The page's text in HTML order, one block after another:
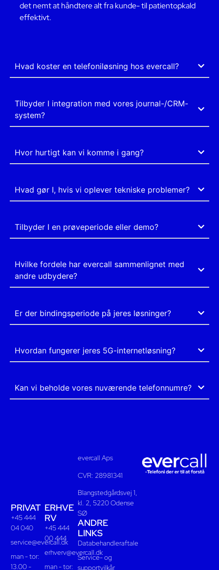
det nemt at håndtere alt fra kunde- til patientopkald
effektivt.
Hvad koster en telefoniløsning hos evercall?
Tilbyder I integration med vores journal-/CRM-
system?
Hvor hurtigt kan vi komme i gang?
Hvad gør I, hvis vi oplever tekniske problemer?
Tilbyder I en prøveperiode eller demo?
Hvilke fordele har evercall sammenlignet med
andre udbydere?
Er der bindingsperiode på jeres løsninger?
Hvordan fungerer jeres 5G-internetløsning?
Kan vi beholde vores nuværende telefonnumre?
evercall Aps
CVR: 28981341
Blangstedgårdsvej 1,
kl. 2, 5220 Odense
SØ
ANDRE
LINKS
Databehandleraftale
Service- og
supportvilkår
PRIVAT
+45 444
04 040
service@evercall.dk
man - tor:
13.00 -
ERHVE
RV
+45 444
00 444
erhverv@evercall.dk
man - tor: